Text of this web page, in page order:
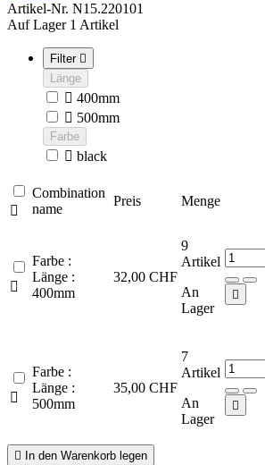
Artikel-Nr. N15.220101
Auf Lager 1 Artikel
Filter 
Länge
 400mm
 500mm
Farbe
 black

Combination
name
Preis Menge

Farbe :
Länge :
400mm
32,00 CHF
9
Artikel
An
Lager


Farbe :
Länge :
500mm
35,00 CHF
7
Artikel
An
Lager


In den Warenkorb legen